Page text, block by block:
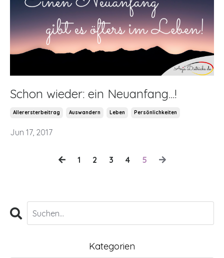
Schon wieder: ein Neuanfang...!
Allerersterbeitrag Auswandern Leben Persönlichkeiten
Jun 17, 2017
1 2 3 4 5
Kategorien